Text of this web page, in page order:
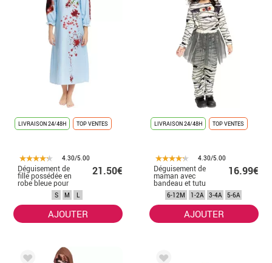
LIVRAISON 24/48H TOP VENTES
4.30/5.00
Déguisement de
fille possédée en
robe bleue pour
21.50€
S M L
AJOUTER
LIVRAISON 24/48H TOP VENTES
4.30/5.00
Déguisement de
maman avec
bandeau et tutu
pour bébé et fille
16.99€
6-12M 1-2A 3-4A 5-6A
AJOUTER